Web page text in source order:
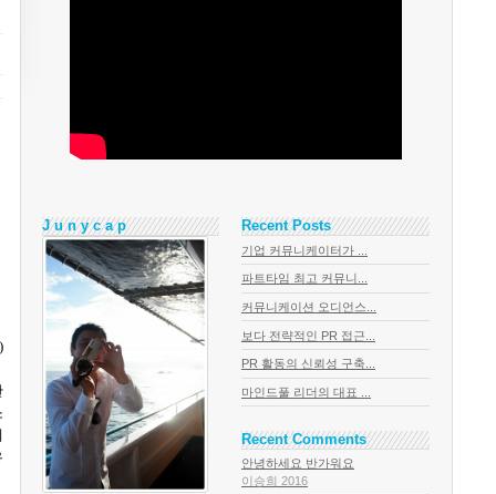
)
J u n y c a p Recent Posts
기업 커뮤니케이터가 ...
파트타임 최고 커뮤니...
커뮤니케이션 오디언스...
보다 전략적인 PR 접근...
PR 활동의 신뢰성 구축...
마인드풀 리더의 대표 ...
Recent Comments
안녕하세요 반가워요
이승희 2016